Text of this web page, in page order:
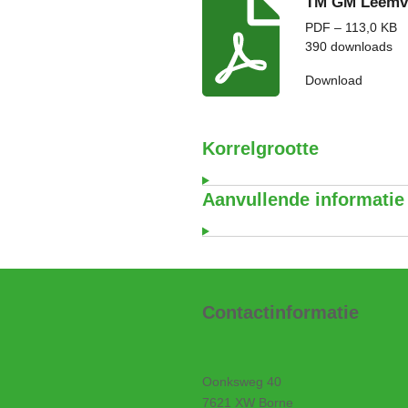
PDF – 113,0 KB
390 downloads
Download
Korrelgrootte
Aanvullende informatie
Contactinformatie
Oonksweg 40
7621 XW Borne